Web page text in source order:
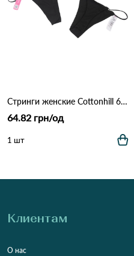
Стринги женские Cottonhill 6174 3б Черный
64.82 грн/од
1 шт
Клиентам
О нас